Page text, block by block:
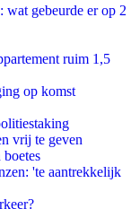
wat gebeurde er op 2
ruim 1,5
op komst
vrij te geven
'te aantrekkelijk